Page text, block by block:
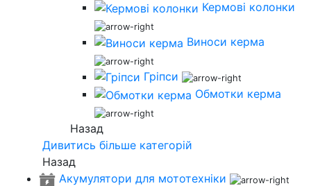
Кермові колонки
Виноси керма
Гріпси
Обмотки керма
Назад
Дивитись більше категорій
Назад
Акумулятори для мототехніки